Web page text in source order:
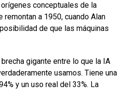
conceptuales de la
a 1950, cuando Alan
de que las máquinas
brecha gigante entre lo que la IA
usamos. Tiene una
y un uso real del 33%. La